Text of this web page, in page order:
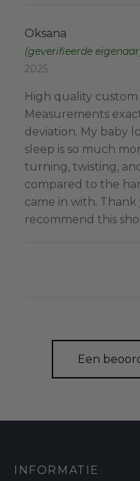
Oksana
(geverifieerde
2025
High quality
Measurements
deviation. My baby
sleep is so much
turning, twisting,
compared to the
came in with.
recommend this
Een
INFORMATIE